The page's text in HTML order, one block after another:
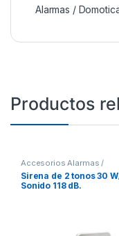
Alarmas /
Productos
Accesorios Alarmas /
Domotica Alarmas /
Inteligente
Sirena de 2 tonos 30
Sonido 118 dB.